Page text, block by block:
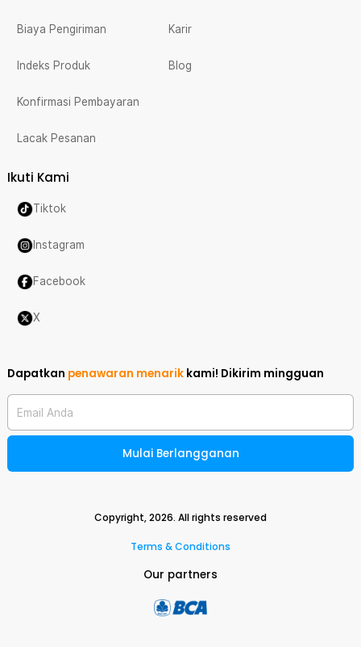
Biaya Pengiriman
Indeks Produk
Konfirmasi Pembayaran
Lacak Pesanan
Karir
Blog
Ikuti Kami
Tiktok
Instagram
Facebook
X
Dapatkan penawaran menarik kami! Dikirim mingguan
Email Anda
Mulai Berlangganan
Copyright,2026. All rights reserved
Terms & Conditions
Our partners